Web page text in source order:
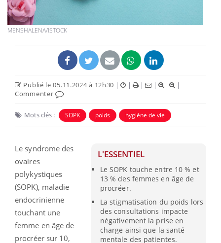
MENSHALENA/ISTOCK
Publié le 05.11.2024 à 12h30 | | | |
|
Commenter
Mots clés : SOPK poids hygiène de vie
L'ESSENTIEL
Le SOPK touche entre 10 % et
13 % des femmes en âge de
procréer.
La stigmatisation du poids lors
des consultations impacte
négativement la prise en
charge ainsi que la santé
mentale des patientes.
Le syndrome des
ovaires
polykystiques
(SOPK), maladie
endocrinienne
touchant une
femme en âge de
procréer sur 10,